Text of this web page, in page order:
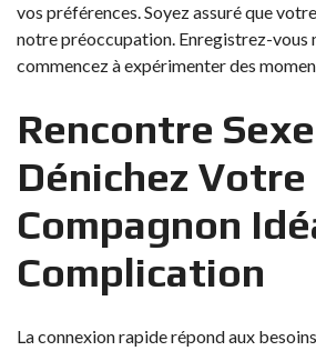
vos préférences. Soyez assuré que
notre préoccupation. Enregistrez-vous
commencez à expérimenter des
Rencontre
Dénichez Votre
Compagnon
Complication
La connexion rapide répond aux